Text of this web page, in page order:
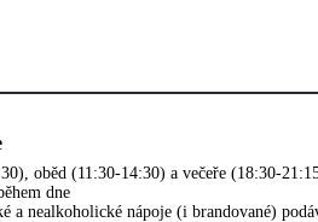
oběd (11:30-14:30) a večeře (18:30-
dne
a nealkoholické nápoje (i brandované)